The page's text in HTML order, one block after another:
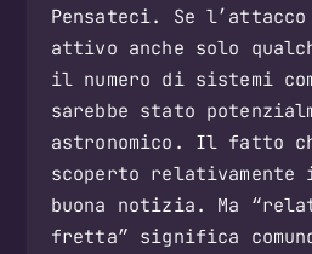
Pensateci. Se
attivo anche solo
il numero di sistemi
sarebbe stato
astronomico. Il fatto
scoperto
buona notizia. Ma
fretta” significa